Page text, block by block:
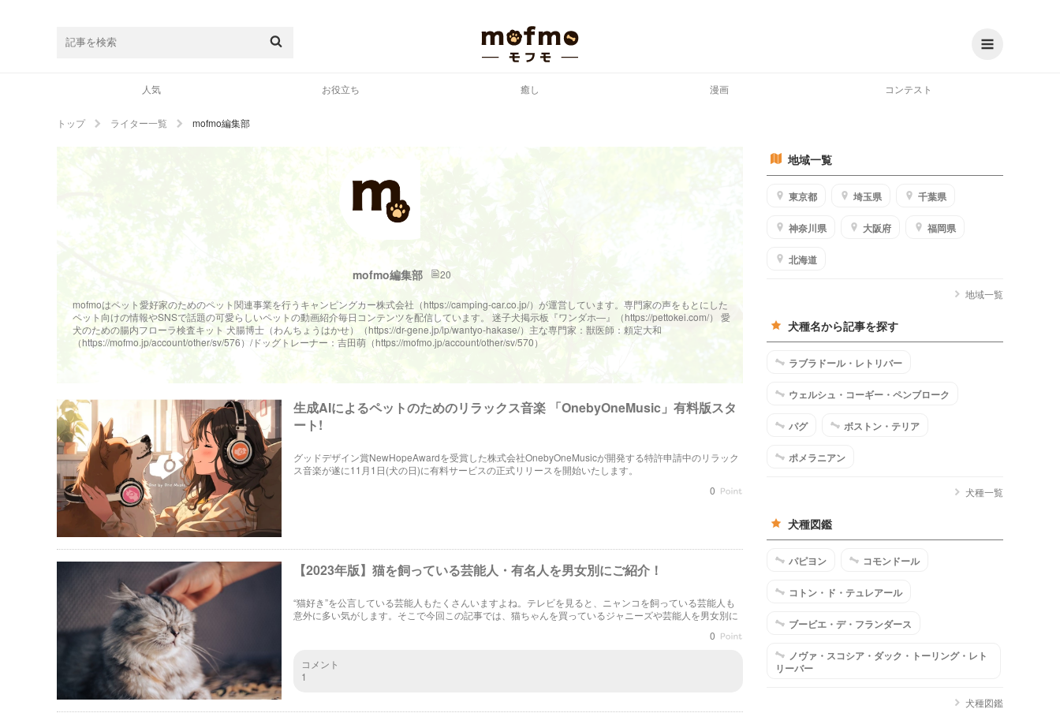
人気 お役立ち 癒し 漫画 コンテスト
トップ ライター一覧 mofmo編集部
mofmo編集部 20
mofmoはペット愛好家のためのペット関連事業を行うキャンピングカー株式会社（https://camping-car.co.jp/）が運営しています。専門家の声をもとにした
ペット向けの情報やSNSで話題の可愛らしいペットの動画紹介毎日コンテンツを配信しています。 迷子犬掲示板『ワンダホ―』（https://pettokei.com/） 愛
犬のための腸内フローラ検査キット 犬腸博士（わんちょうはかせ）（https://dr-gene.jp/lp/wantyo-hakase/）主な専門家：獣医師：頼定大和
（https://mofmo.jp/account/other/sv/576）/ドッグトレーナー：吉田萌（https://mofmo.jp/account/other/sv/570）
生成AIによるペットのためのリラックス音楽 「OnebyOneMusic」有料版スタ
ート!
グッドデザイン賞NewHopeAwardを受賞した株式会社OnebyOneMusicが開発する特許申請中のリラック
ス音楽が遂に11月1日(犬の日)に有料サービスの正式リリースを開始いたします。
0
【2023年版】猫を飼っている芸能人・有名人を男女別にご紹介！
“猫好き”を公言している芸能人もたくさんいますよね。テレビを見ると、ニャンコを飼っている芸能人も
意外に多い気がします。そこで今回この記事では、猫ちゃんを買っているジャニーズや芸能人を男女別に
0
コメント
1
地域一覧
東京都 埼玉県 千葉県
神奈川県 大阪府 福岡県
北海道
地域一覧
犬種名から記事を探す
ラブラドール・レトリバー
ウェルシュ・コーギー・ペンブローク
パグ ボストン・テリア
ポメラニアン
犬種一覧
犬種図鑑
パピヨン コモンドール
コトン・ド・テュレアール
ブービエ・デ・フランダース
ノヴァ・スコシア・ダック・トーリング・レト
リーバー
犬種図鑑